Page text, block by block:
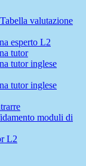
valutazione
esperto L2
tutor
tutor inglese
tutor inglese
moduli di
L2